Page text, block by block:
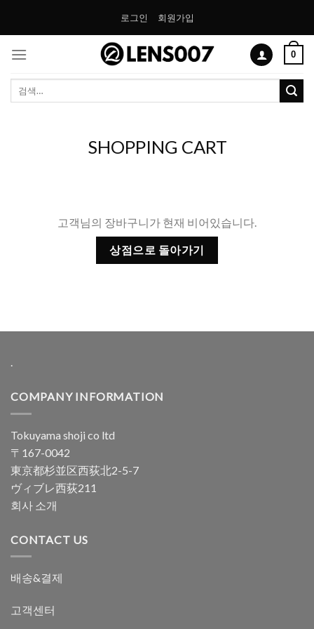
로그인 회원가입
0
색:
SHOPPING CART
고객님의 장바구니가 현재 비어있습니다.
상점으로 돌아가기
.
COMPANY INFORMATION
Tokuyama shoji co ltd
〒167-0042
東京都杉並区西荻北2-5-7
ヴィブレ西荻211
회사 소개
CONTACT US
배송&결제
고객센터